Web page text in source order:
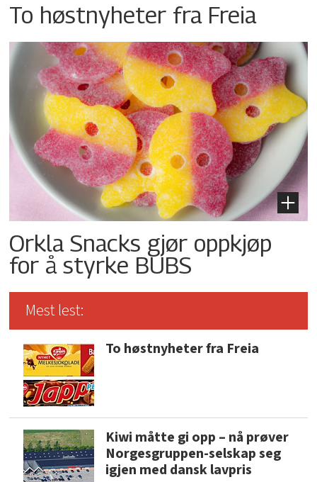
To høstnyheter fra Freia
Orkla Snacks gjør oppkjøp
for å styrke BUBS
Mest lest:
To høstnyheter fra Freia
Kiwi måtte gi opp – nå prøver
Norgesgruppen-selskap seg
igjen med dansk lavpris